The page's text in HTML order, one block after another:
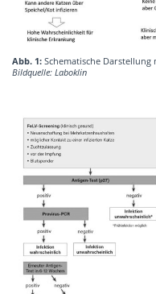
Abb. 1: Schematische
Bildquelle: Laboklin